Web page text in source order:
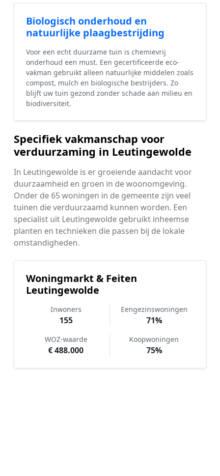
Biologisch onderhoud en
natuurlijke plaagbestrijding
Voor een echt duurzame tuin is chemievrij
onderhoud een must. Een gecertificeerde eco-
vakman gebruikt alleen natuurlijke middelen zoals
compost, mulch en biologische bestrijders. Zo
blijft uw tuin gezond zonder schade aan milieu en
biodiversiteit.
Specifiek vakmanschap voor
verduurzaming in Leutingewolde
In Leutingewolde is er groeiende aandacht voor
duurzaamheid en groen in de woonomgeving.
Onder de 65 woningen in de gemeente zijn veel
tuinen die verduurzaamd kunnen worden. Een
specialist uit Leutingewolde gebruikt inheemse
planten en technieken die passen bij de lokale
omstandigheden.
Woningmarkt & Feiten
Leutingewolde
Inwoners
155
Eengezinswoningen
71%
WOZ-waarde
€ 488.000
Koopwoningen
75%